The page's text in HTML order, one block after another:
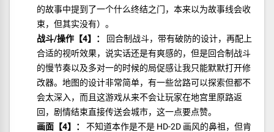
的故事中提到了一个什么终结之门，本来以为故事线会收
束，但其实没有）。
战斗/操作【4】：
回合制战斗，带有破防的设计，再配上
合适的视听效果，说实话还是有爽感的，但是回合制战斗
的慢节奏以及多对一的时候的局促感让我只能默默打开修
改器。地图的设计非常简单，有一些岔路可以探索但都不
会太深入，而且这游戏从来不会让玩家在地宫里原路返
回，剧情结束直接传送会城市，这一点要点赞。
画面【4】：
不知道本作是不是 HD-2D 画风的鼻祖，但肯